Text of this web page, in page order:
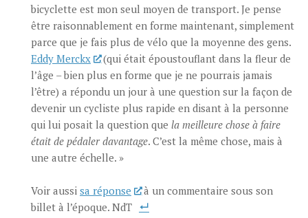
bicyclette est mon seul moyen de transport. Je pense
être raisonnablement en forme maintenant, simplement
parce que je fais plus de vélo que la moyenne des gens.
Eddy Merckx
(qui était époustouflant dans la fleur de
l’âge – bien plus en forme que je ne pourrais jamais
l’être) a répondu un jour à une question sur la façon de
devenir un cycliste plus rapide en disant à la personne
qui lui posait la question que la meilleure chose à faire
était de pédaler davantage. C’est la même chose, mais à
une autre échelle. »
Voir aussi sa réponse
à un commentaire sous son
billet à l’époque. NdT